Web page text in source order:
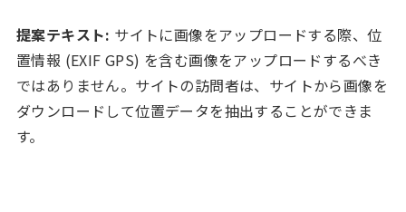
提案テキスト: サイトに画像をアップロードする際、位
置情報 (EXIF GPS) を含む画像をアップロードするべき
ではありません。サイトの訪問者は、サイトから画像を
ダウンロードして位置データを抽出することができま
す。